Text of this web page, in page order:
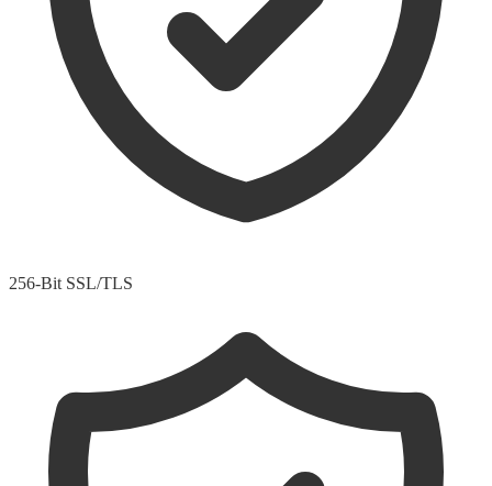
256-Bit SSL/TLS